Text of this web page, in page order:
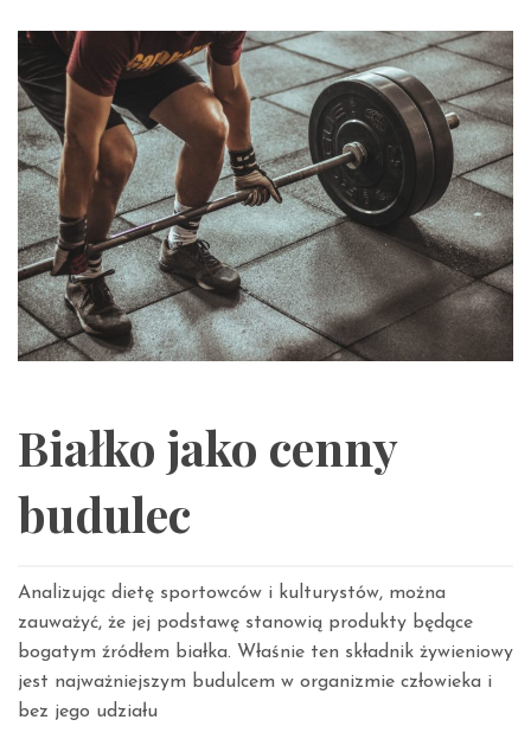
Białko jako cenny
budulec
Analizując dietę sportowców i kulturystów, można
zauważyć, że jej podstawę stanowią produkty będące
bogatym źródłem białka. Właśnie ten składnik żywieniowy
jest najważniejszym budulcem w organizmie człowieka i
bez jego udziału